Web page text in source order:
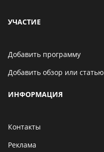
УЧАСТИЕ
Добавить программу
Добавить обзор или статью
ИНФОРМАЦИЯ
Контакты
Реклама